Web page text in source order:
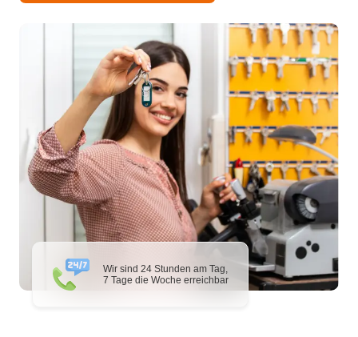
Wir sind 24 Stunden am Tag,
7 Tage die Woche erreichbar